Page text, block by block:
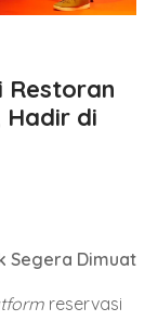
Restoran
Hadir di
Segera Dimuat
reservasi